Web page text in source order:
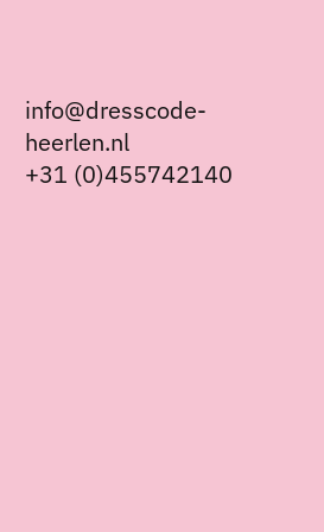
info@dresscode-
heerlen.nl
+31 (0)455742140